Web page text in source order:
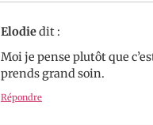
Elodiedit :
Moi je pense plutôt que
prends grand soin.
Répondre